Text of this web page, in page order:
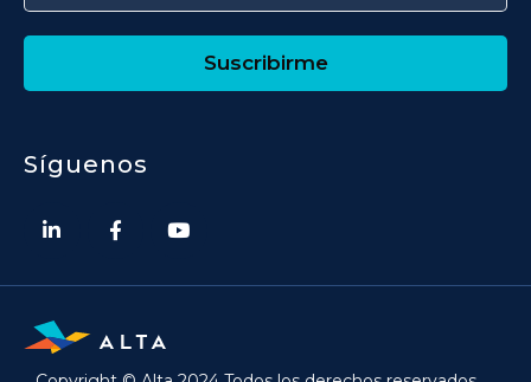
Suscribirme
Síguenos